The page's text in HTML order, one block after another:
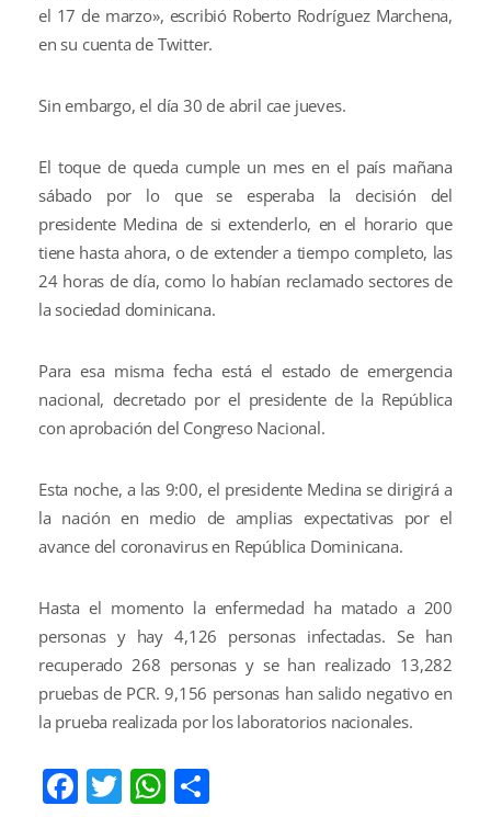
el 17 de marzo», escribió Roberto Rodríguez Marchena,
en su cuenta de Twitter.
Sin embargo, el día 30 de abril cae jueves.
El toque de queda cumple un mes en el país mañana
sábado por lo que se esperaba la decisión del
presidente Medina de si extenderlo, en el horario que
tiene hasta ahora, o de extender a tiempo completo, las
24 horas de día, como lo habían reclamado sectores de
la sociedad dominicana.
Para esa misma fecha está el estado de emergencia
nacional, decretado por el presidente de la República
con aprobación del Congreso Nacional.
Esta noche, a las 9:00, el presidente Medina se dirigirá a
la nación en medio de amplias expectativas por el
avance del coronavirus en República Dominicana.
Hasta el momento la enfermedad ha matado a 200
personas y hay 4,126 personas infectadas. Se han
recuperado 268 personas y se han realizado 13,282
pruebas de PCR. 9,156 personas han salido negativo en
la prueba realizada por los laboratorios nacionales.
Facebook
TwitterWhatsApp